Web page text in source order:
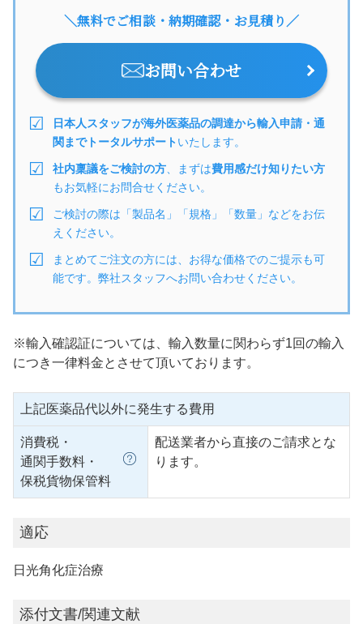
＼無料でご相談・納期確認・お見積り／
お問い合わせ
日本人スタッフが海外医薬品の調達から輸入申請・通
関までトータルサポートいたします。
社内稟議をご検討の方 、まずは費用感だけ知りたい方
もお気軽にお問合せください。
ご検討の際は「製品名」「規格」「数量」などをお伝
えください。
まとめてご注文の方には、お得な価格でのご提示も可
能です。弊社スタッフへお問い合わせください。
※輸入確認証については、輸入数量に関わらず1回の輸入
につき一律料金とさせて頂いております。
上記医薬品代以外に発生する費用
消費税・
通関手数料・
保税貨物保管料
配送業者から直接のご請求とな
ります。
適応
日光角化症治療
添付文書/関連文献